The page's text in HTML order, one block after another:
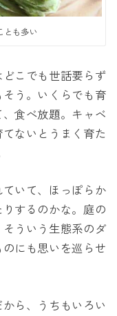
とも多い
こでも世話要らず
う。いくらでも育
食べ放題。キャベ
ないとうまく育た
いて、ほっぽらか
するのかな。庭の
ういう生態系のダ
にも思いを巡らせ
ら、うちもいろい